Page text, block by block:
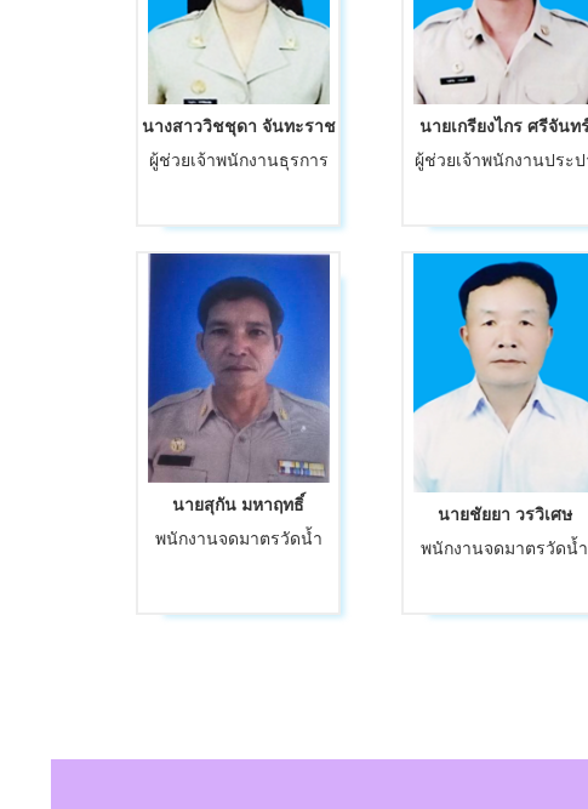
นางสาววิชชุดา จันทะราช
ผู้ช่วยเจ้าพนักงานธุรการ
นายเกรียงไกร ศรีจันท
ผู้ช่วยเจ้าพนักงานประ
นายสุกัน มหาฤทธิ์
พนักงานจดมาตรวัดน้ำ
นายชัยยา วรวิเศษ
พนักงานจดมาตรวัดน้ำ